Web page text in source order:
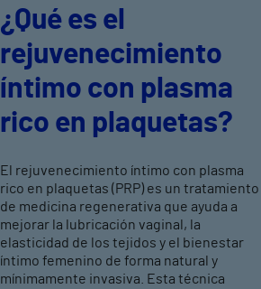
¿Qué es el
rejuvenecimiento
íntimo con plasma
rico en plaquetas?
El rejuvenecimiento íntimo con plasma
rico en plaquetas (PRP) es un tratamiento
de medicina regenerativa que ayuda a
mejorar la lubricación vaginal, la
elasticidad de los tejidos y el bienestar
íntimo femenino de forma natural y
mínimamente invasiva. Esta técnica